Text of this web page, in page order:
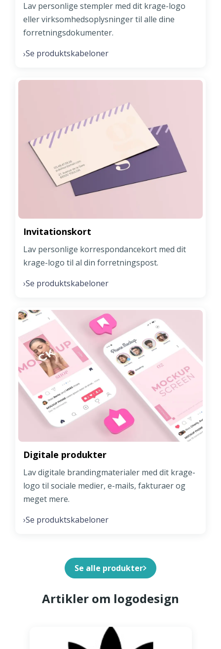
Lav personlige stempler med dit krage-logo
eller virksomhedsoplysninger til alle dine
forretningsdokumenter.
›Se produktskabeloner
Invitationskort
Lav personlige korrespondancekort med dit
krage-logo til al din forretningspost.
›Se produktskabeloner
Digitale produkter
Lav digitale brandingmaterialer med dit krage-
logo til sociale medier, e-mails, fakturaer og
meget mere.
›Se produktskabeloner
Se alle produkter
Artikler om logodesign